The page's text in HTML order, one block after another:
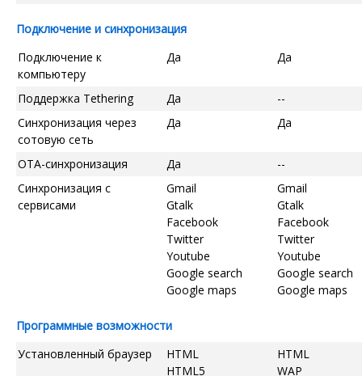
Подключение и синхронизация
Подключение к
компьютеру
Да Да
Поддержка Tethering Да
--
Синхронизация через
сотовую сеть
Да Да
OTA-синхронизация Да
--
Синхронизация с
сервисами
Gmail
Gtalk
Facebook
Twitter
Youtube
Google search
Google maps
Gmail
Gtalk
Facebook
Twitter
Youtube
Google search
Google maps
Программные возможности
Установленный браузер
HTML
HTML5
HTML
WAP